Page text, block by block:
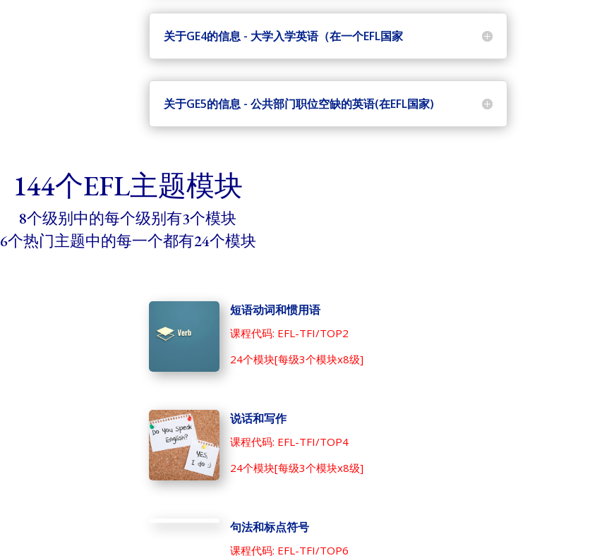
关于GE4的信息 - 大学入学英语（在一个EFL国家
关于GE5的信息 - 公共部门职位空缺的英语(在EFL国家)
144个EFL主题模块
8个级别中的每个级别有3个模块
6个热门主题中的每一个都有24个模块
短语动词和惯用语
课程代码: EFL-TFI/TOP2
24个模块[每级3个模块x8级]
说话和写作
课程代码: EFL-TFI/TOP4
24个模块[每级3个模块x8级]
句法和标点符号
课程代码: EFL-TFI/TOP6